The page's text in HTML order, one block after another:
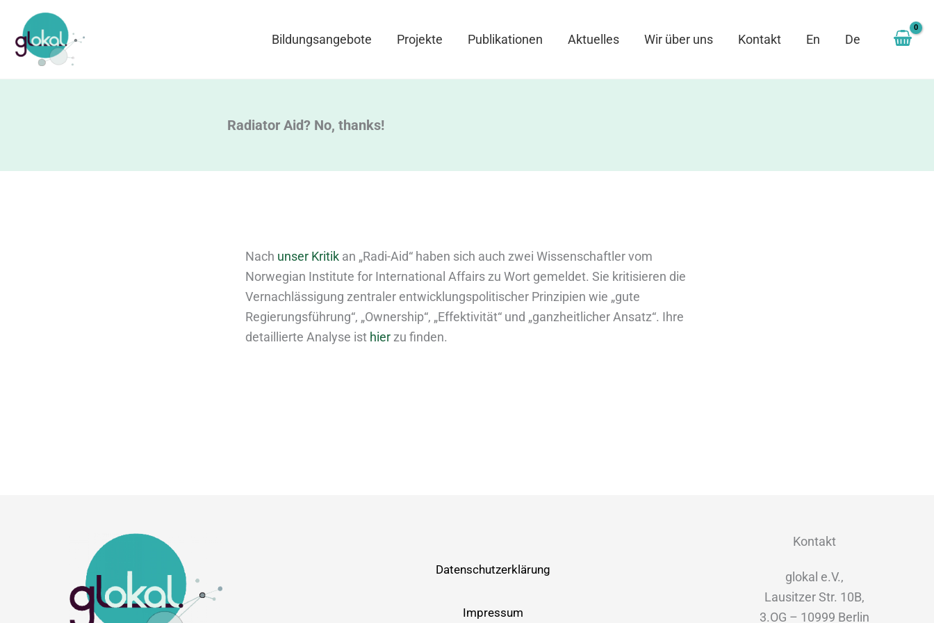
Inhalt
springen
Bildungsangebote Projekte Publikationen Aktuelles Wir über uns Kontakt En De
Radiator Aid? No, thanks!
Nach unser Kritik an „Radi-Aid“ haben sich auch zwei Wissenschaftler vom
Norwegian Institute for International Affairs zu Wort gemeldet. Sie kritisieren die
Vernachlässigung zentraler entwicklungspolitischer Prinzipien wie „gute
Regierungsführung“, „Ownership“, „Effektivität“ und „ganzheitlicher Ansatz“. Ihre
detaillierte Analyse ist hierzu finden.
Datenschutzerklärung
Impressum
Kontakt
glokal e.V.,
Lausitzer Str. 10B,
3.OG – 10999 Berlin